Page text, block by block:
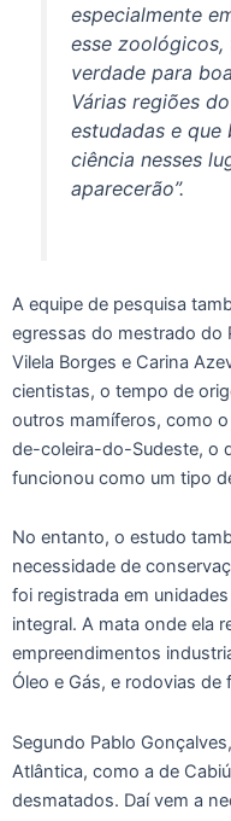
especialmente
esse zoológicos,
verdade para
Várias regiões
estudadas e que
ciência nesses
aparecerão”.
A equipe de pesquisa
egressas do mestrado do
Vilela Borges e Carina
cientistas, o tempo de
outros mamíferos, como
de-coleira-do-Sudeste, o
funcionou como um tipo
No entanto, o estudo
necessidade de
foi registrada em
integral. A mata onde ela
empreendimentos
Óleo e Gás, e rodovias de
Segundo Pablo
Atlântica, como a de
desmatados. Daí vem a